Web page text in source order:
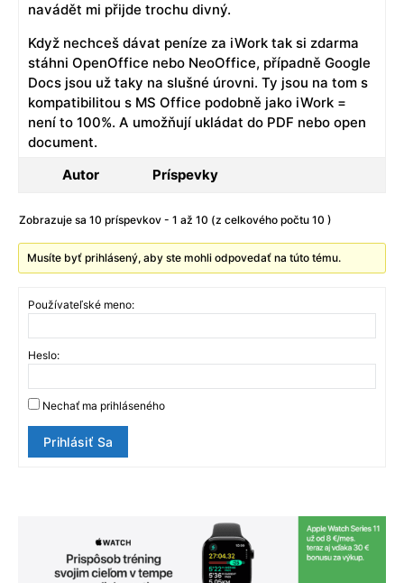
navádět mi přijde trochu divný.
Když nechceš dávat peníze za iWork tak si zdarma
stáhni OpenOffice nebo NeoOffice, případně Google
Docs jsou už taky na slušné úrovni. Ty jsou na tom s
kompatibilitou s MS Office podobně jako iWork =
není to 100%. A umožňují ukládat do PDF nebo open
document.
Autor
Príspevky
Zobrazuje sa 10 príspevkov - 1 až 10 (z celkového počtu 10 )
Musíte byť prihlásený, aby ste mohli odpovedať na túto tému.
Používateľské meno:
Heslo:
Nechať ma prihláseného
Prihlásiť Sa